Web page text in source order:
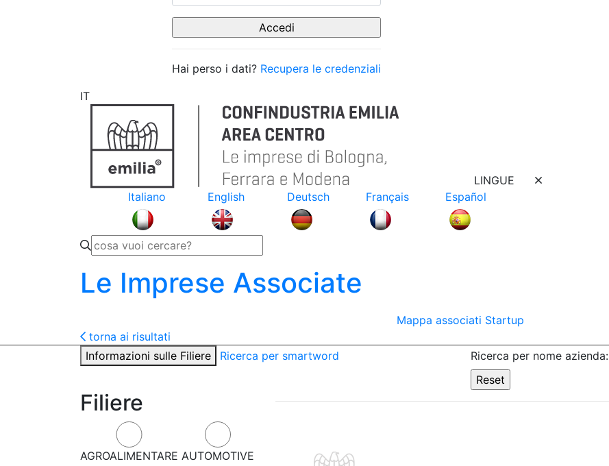
Hai perso i dati? Recupera le credenziali
IT
LINGUE
Italiano
English Deutsch Français Español
Le Imprese Associate
Mappa associati Startup
torna ai risultati
Informazioni sulle Filiere
Ricerca per smartword Ricerca per nome azienda:
Filiere
AGROALIMENTARE AUTOMOTIVE